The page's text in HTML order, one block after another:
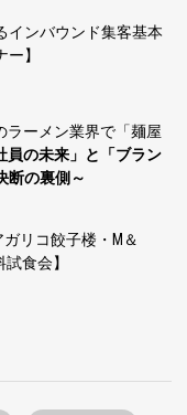
インバウンド集客基本
】
ラーメン業界で「麺屋
員の未来」と「ブラン
断の裏側～
ガリコ餃子楼・M＆
試食会】